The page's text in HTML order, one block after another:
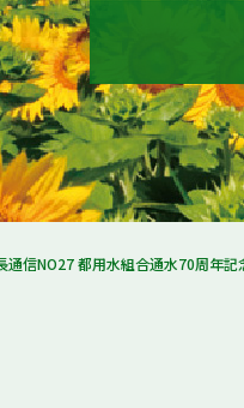
通信NO27 都用水組合通水70周年